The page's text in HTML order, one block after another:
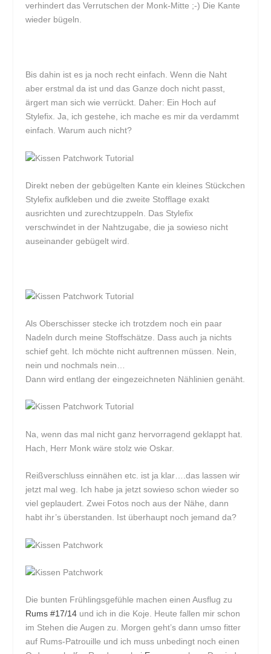
verhindert das Verrutschen der Monk-Mitte ;-) Die Kante
wieder bügeln.
Bis dahin ist es ja noch recht einfach. Wenn die Naht
aber erstmal da ist und das Ganze doch nicht passt,
ärgert man sich wie verrückt. Daher: Ein Hoch auf
Stylefix. Ja, ich gestehe, ich mache es mir da verdammt
einfach. Warum auch nicht?
Direkt neben der gebügelten Kante ein kleines Stückchen
Stylefix aufkleben und die zweite Stofflage exakt
ausrichten und zurechtzuppeln. Das Stylefix
verschwindet in der Nahtzugabe, die ja sowieso nicht
auseinander gebügelt wird.
Als Oberschisser stecke ich trotzdem noch ein paar
Nadeln durch meine Stoffschätze. Dass auch ja nichts
schief geht. Ich möchte nicht auftrennen müssen. Nein,
nein und nochmals nein…
Dann wird entlang der eingezeichneten Nählinien genäht.
Na, wenn das mal nicht ganz hervorragend geklappt hat.
Hach, Herr Monk wäre stolz wie Oskar.
Reißverschluss einnähen etc. ist ja klar….das lassen wir
jetzt mal weg. Ich habe ja jetzt sowieso schon wieder so
viel geplaudert. Zwei Fotos noch aus der Nähe, dann
habt ihr’s überstanden. Ist überhaupt noch jemand da?
Die bunten Frühlingsgefühle machen einen Ausflug zu
Rums #17/14 und ich in die Koje. Heute fallen mir schon
im Stehen die Augen zu. Morgen geht’s dann umso fitter
auf Rums-Patrouille und ich muss unbedingt noch einen